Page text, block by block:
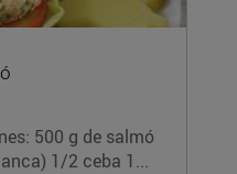
500 g de salmó
1/2 ceba 1...